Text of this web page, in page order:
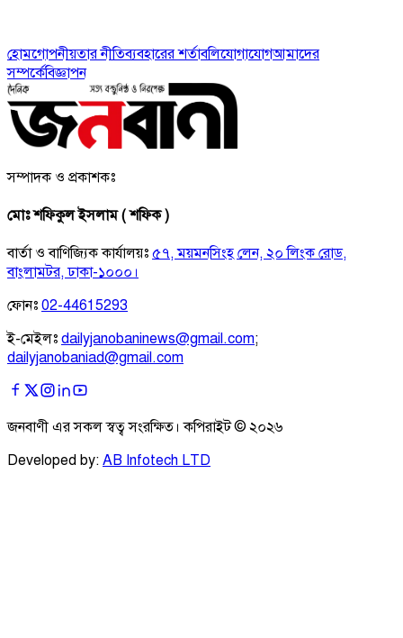
হোমগোপনীয়তার নীতিব্যবহারের শর্তাবলিযোগাযোগআমাদের
সম্পর্কেবিজ্ঞাপন
সম্পাদক ও প্রকাশকঃ
মোঃ শফিকুল ইসলাম ( শফিক )
বার্তা ও বাণিজ্যিক কার্যালয়ঃ ৫৭, ময়মনসিংহ লেন, ২০ লিংক রোড,
বাংলামটর, ঢাকা-১০০০।
ফোনঃ 02-44615293
ই-মেইলঃ dailyjanobaninews@gmail.com;
dailyjanobaniad@gmail.com
জনবাণী এর সকল স্বত্ব সংরক্ষিত। কপিরাইট © ২০২৬
Developed by: AB Infotech LTD